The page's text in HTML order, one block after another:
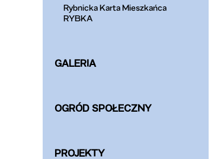
Rybnicka Karta Mieszkańca
RYBKA
GALERIA
OGRÓD SPOŁECZNY
PROJEKTY